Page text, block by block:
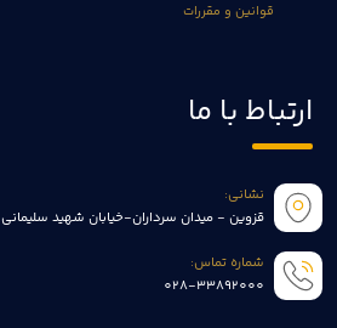
قوانین و مقررات
ارتباط با ما
نشانی:
قزوین - میدان سرداران-خیابان شهید سلیمانی
شماره تماس:
028-33892000